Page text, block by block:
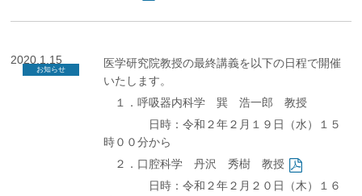
2020.1.15
お知らせ
医学研究院教授の最終講義を以下の日程で開催
いたします。
１． 呼吸器内科学 巽 浩一郎 教授
日時：令和２年２月１９日（水）１５
時００分から
２． 口腔科学 丹沢 秀樹 教授
日時：令和２年２月２０日（木）１６